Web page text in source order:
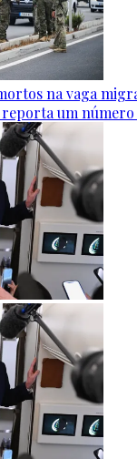
na vaga
um